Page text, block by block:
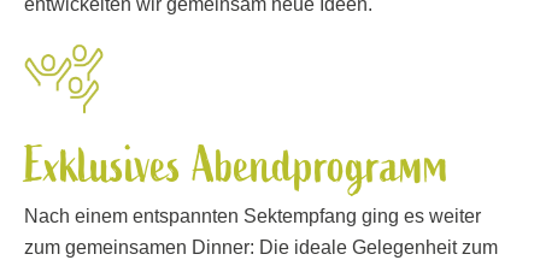
Exklusives Abendprogramm
Nach einem entspannten Sektempfang ging es weiter
zum gemeinsamen Dinner: Die ideale Gelegenheit zum